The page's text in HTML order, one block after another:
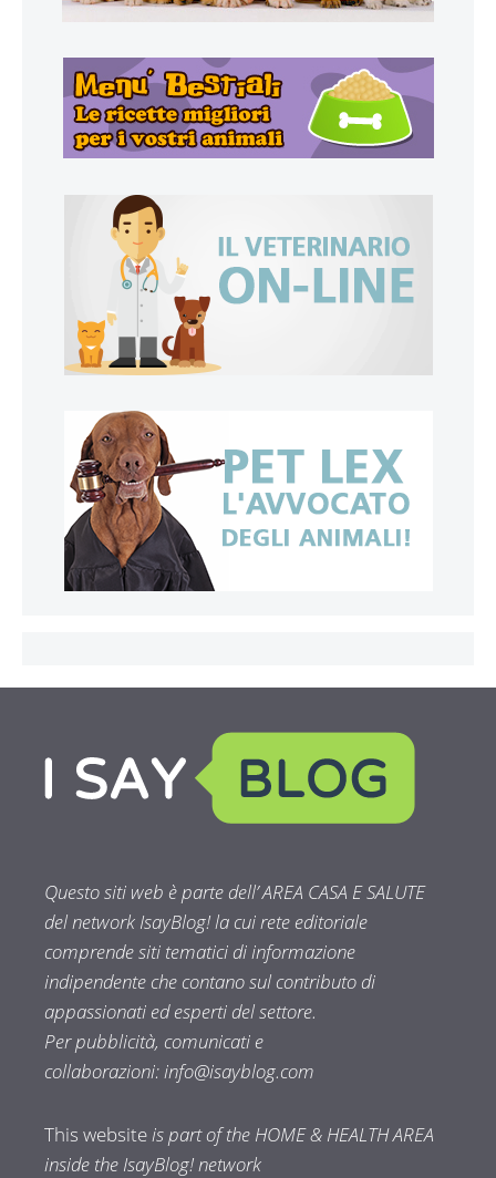
Questo siti web è parte dell’ AREA CASA E SALUTE
del network IsayBlog! la cui rete editoriale
comprende siti tematici di informazione
indipendente che contano sul contributo di
appassionati ed esperti del settore.
Per pubblicità, comunicati e
collaborazioni:info@isayblog.com
This websiteis part of the HOME & HEALTH AREA
inside the IsayBlog! network